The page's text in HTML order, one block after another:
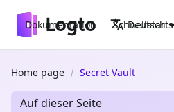
Dokumentation Schnellstarts
Deutsch
Home page Secret Vault
Auf dieser Seite